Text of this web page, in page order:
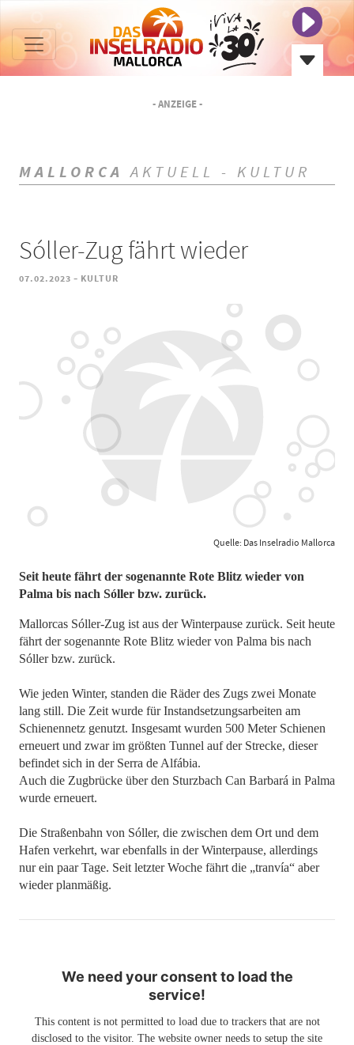
- ANZEIGE -
MALLORCA AKTUELL - KULTUR
Sóller-Zug fährt wieder
07.02.2023 - KULTUR
Quelle: Das Inselradio Mallorca
Seit heute fährt der sogenannte Rote Blitz wieder von
Palma bis nach Sóller bzw. zurück.
Mallorcas Sóller-Zug ist aus der Winterpause zurück. Seit heute
fährt der sogenannte Rote Blitz wieder von Palma bis nach
Sóller bzw. zurück.
Wie jeden Winter, standen die Räder des Zugs zwei Monate
lang still. Die Zeit wurde für Instandsetzungsarbeiten am
Schienennetz genutzt. Insgesamt wurden 500 Meter Schienen
erneuert und zwar im größten Tunnel auf der Strecke, dieser
befindet sich in der Serra de Alfábia.
Auch die Zugbrücke über den Sturzbach Can Barbará in Palma
wurde erneuert.
Die Straßenbahn von Sóller, die zwischen dem Ort und dem
Hafen verkehrt, war ebenfalls in der Winterpause, allerdings
nur ein paar Tage. Seit letzter Woche fährt die „tranvía“ aber
wieder planmäßig.
We need your consent to load the
service!
This content is not permitted to load due to trackers that are not
disclosed to the visitor. The website owner needs to setup the site